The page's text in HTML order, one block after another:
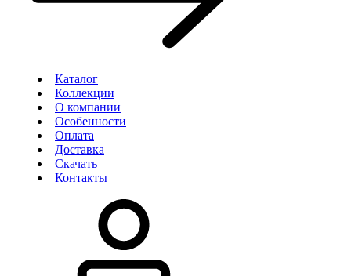
Каталог
Коллекции
О компании
Особенности
Оплата
Доставка
Скачать
Контакты